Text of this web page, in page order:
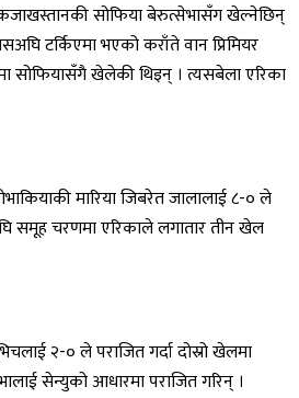
सोफिया बेरुत्सेभासँग खेल्नेछिन्
टर्किएमा भएको कराँते वान प्रिमियर
सोफियासँगै खेलेकी थिइन् । त्यसबेला एरिका
मारिया जिबरेत जालालाई ८-० ले
समूह चरणमा एरिकाले लगातार तीन खेल
२-० ले पराजित गर्दा दोस्रो खेलमा
सेन्युको आधारमा पराजित गरिन् ।